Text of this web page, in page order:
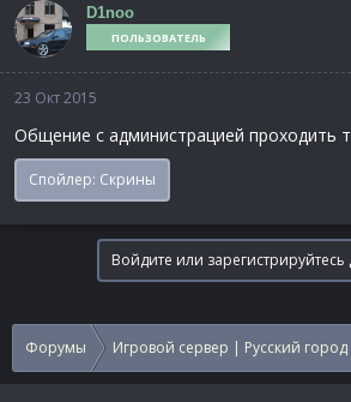
D1noo
ПОЛЬЗОВАТЕЛЬ
23 Окт 2015
Общение с администрацией проходить
Спойлер: Скрины
Войдите или зарегистрируйтесь
Форумы Игровой сервер | Русский